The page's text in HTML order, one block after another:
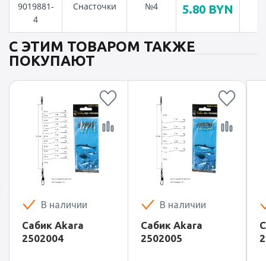
9019881-
4
Снасточки №4 5.80 BYN
С ЭТИМ ТОВАРОМ ТАКЖЕ
ПОКУПАЮТ
В наличии
Сабик Akara
2502004
В наличии
Сабик Akara
2502005